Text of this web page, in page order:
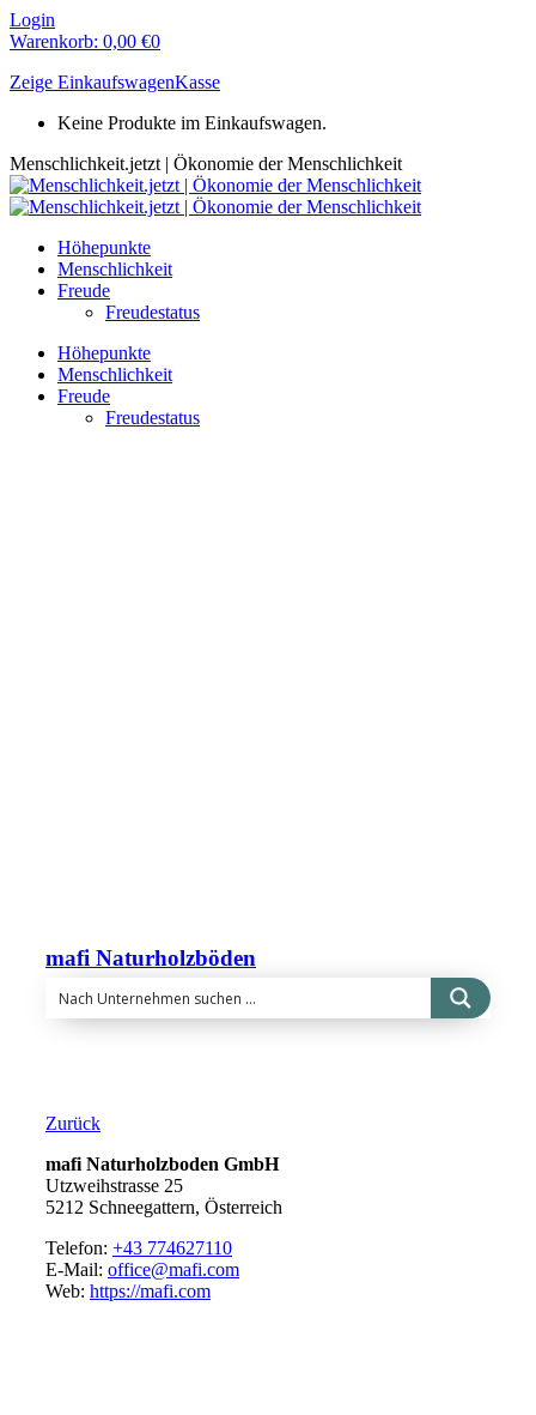
Zum
Inhalt
Login
Warenkorb: 0,00 €0
Zeige EinkaufswagenKasse
Keine Produkte im Einkaufswagen.
Menschlichkeit.jetzt | Ökonomie der Menschlichkeit
Höhepunkte
Menschlichkeit
Freude
Freudestatus
Höhepunkte
Menschlichkeit
Freude
Freudestatus
mafi Naturholzböden
Zurück
mafi Naturholzboden GmbH
Utzweihstrasse 25
5212 Schneegattern, Österreich
Telefon: +43 774627110
E-Mail: office@mafi.com
Web: https://mafi.com